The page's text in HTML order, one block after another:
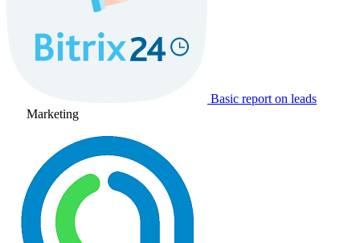
Basic report on leads
Marketing